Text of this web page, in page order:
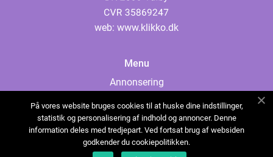
web: www.klikko.dk
Menu
Annonsering
Cookies
Kontakta oss
Sitemap
På vores website bruges cookies til at huske dine indstillinger,
statistik og personalisering af indhold og annoncer. Denne
information deles med tredjepart. Ved fortsat brug af websiden
godkender du cookiepolitikken.